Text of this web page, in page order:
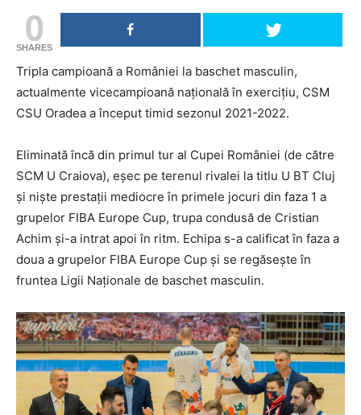
0
SHARES
Tripla campioană a României la baschet masculin,
actualmente vicecampioană națională în exercițiu, CSM
CSU Oradea a început timid sezonul 2021-2022.
Eliminată încă din primul tur al Cupei României (de către
SCM U Craiova), eșec pe terenul rivalei la titlu U BT Cluj
și niște prestații mediocre în primele jocuri din faza 1 a
grupelor FIBA Europe Cup, trupa condusă de Cristian
Achim și-a intrat apoi în ritm. Echipa s-a calificat în faza a
doua a grupelor FIBA Europe Cup și se regăsește în
fruntea Ligii Naționale de baschet masculin.